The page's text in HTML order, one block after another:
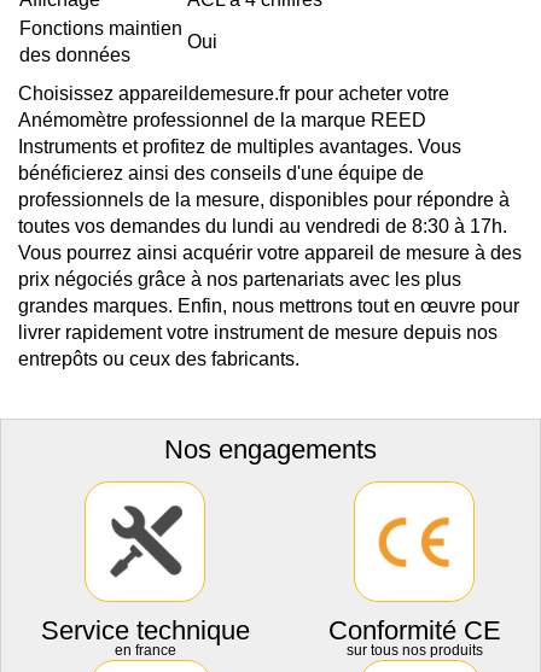
Fonctions maintien
des données
Oui
Choisissez appareildemesure.fr pour acheter votre
Anémomètre professionnel de la marque REED
Instruments et profitez de multiples avantages. Vous
bénéficierez ainsi des conseils d'une équipe de
professionnels de la mesure, disponibles pour répondre à
toutes vos demandes du lundi au vendredi de 8:30 à 17h.
Vous pourrez ainsi acquérir votre appareil de mesure à des
prix négociés grâce à nos partenariats avec les plus
grandes marques. Enfin, nous mettrons tout en œuvre pour
livrer rapidement votre instrument de mesure depuis nos
entrepôts ou ceux des fabricants.
Nos engagements
Service technique
en france
Conformité CE
sur tous nos produits